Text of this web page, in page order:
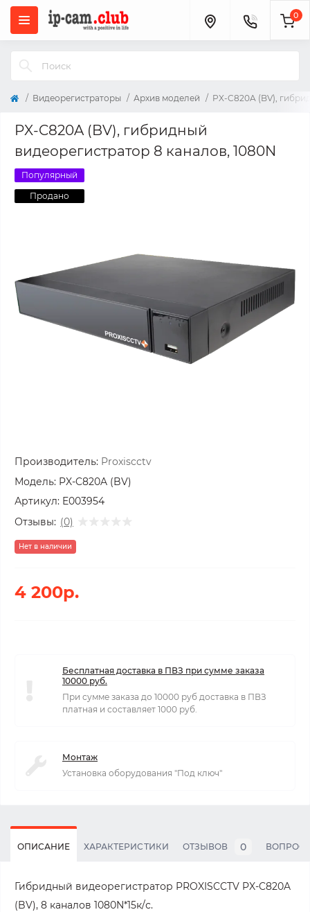
0
Видеорегистраторы Архив моделей PX-C820A (BV),
PX-C820A (BV), гибридный
видеорегистратор 8 каналов, 1080N
Популярный
Продано
Производитель: Proxiscctv
Модель: PX-C820A (BV)
Артикул: E003954
Отзывы: (0)
Нет в наличии
4 200р.
Бесплатная доставка в ПВЗ при сумме заказа
10000 руб.
При сумме заказа до 10000 руб доставка в ПВЗ
платная и составляет 1000 руб.
Монтаж
Установка оборудования "Под ключ"
ОПИСАНИЕ ХАРАКТЕРИСТИКИ ОТЗЫВОВ 0
Гибридный видеорегистратор PROXISCCTV PX-C820A
(BV), 8 каналов 1080N*15к/с.